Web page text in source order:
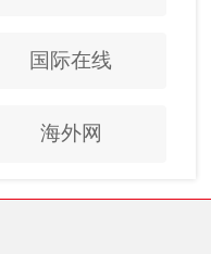
国际在线
海外网